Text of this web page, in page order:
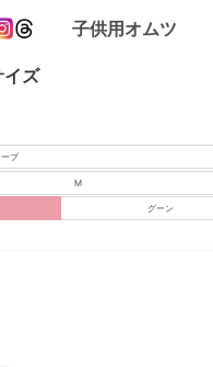
子供用オムツ
イズ
プ
M
グーン